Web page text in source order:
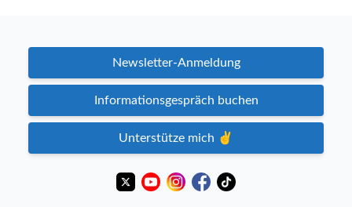
Newsletter-Anmeldung
Informationsgespräch buchen
Unterstütze mich ✌️